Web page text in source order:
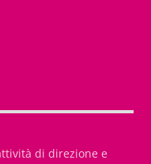
di direzione e